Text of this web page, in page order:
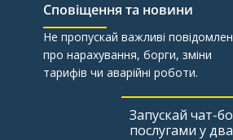
Сповіщення та новини
Не пропускай важливі
про нарахування, борги, зміни
тарифів чи аварійні роботи.
Запускай чат-
послугами у два